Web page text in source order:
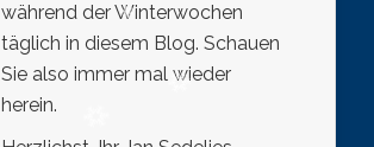
während der Winterwochen
täglich in diesem Blog. Schauen
Sie also immer mal wieder
herein.